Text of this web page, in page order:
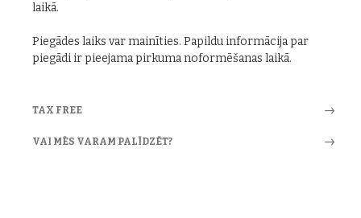
laikā.
Piegādes laiks var mainīties. Papildu informācija par
piegādi ir pieejama pirkuma noformēšanas laikā.
TAX FREE
VAI MĒS VARAM PALĪDZĒT?